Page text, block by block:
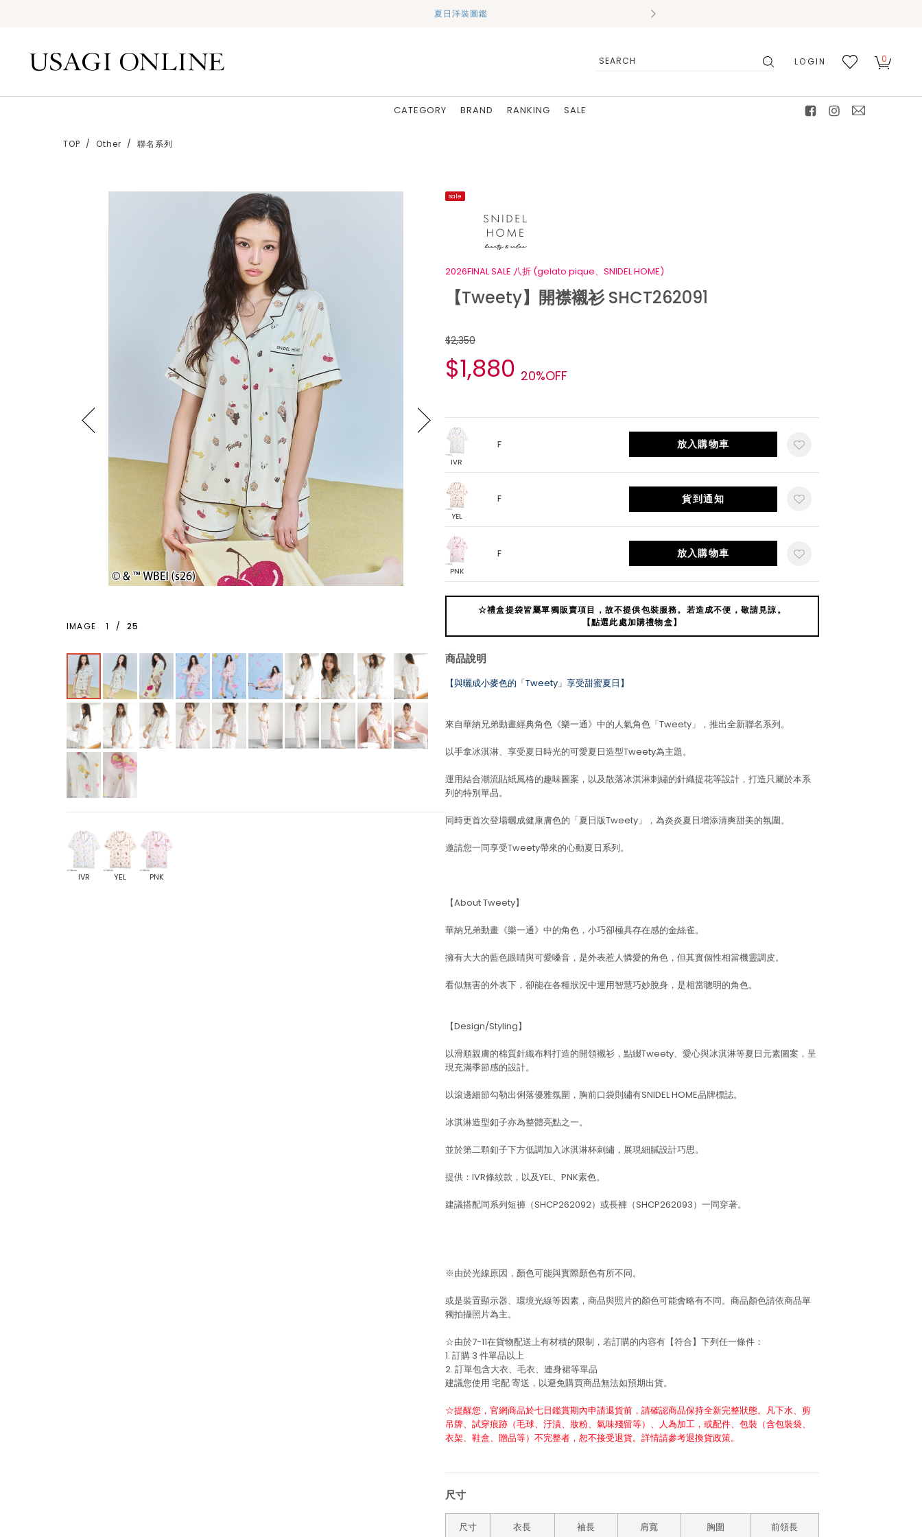
夏日洋裝圖鑑
LOGIN 0
CATEGORY BRAND RANKING
SALE
TOP Other 聯名系列
IMAGE 1 / 25
IVR YEL PNK
sale
2026FINAL SALE 八折 (gelato pique、SNIDEL HOME)
【Tweety】開襟襯衫 SHCT262091
$2,350
$1,880 20%OFF
IVR
F 放入購物車
YEL
F 貨到通知
PNK
F 放入購物車
☆禮盒提袋皆屬單獨販賣項目，故不提供包裝服務。若造成不便，敬請見諒。
【點選此處加購禮物盒】
商品說明
【與曬成小麥色的「Tweety」享受甜蜜夏日】
來自華納兄弟動畫經典角色《樂一通》中的人氣角色「Tweety」，推出全新聯名系列。
以手拿冰淇淋、享受夏日時光的可愛夏日造型Tweety為主題。
運用結合潮流貼紙風格的趣味圖案，以及散落冰淇淋刺繡的針織提花等設計，打造只屬於本系
列的特別單品。
同時更首次登場曬成健康膚色的「夏日版Tweety」，為炎炎夏日增添清爽甜美的氛圍。
邀請您一同享受Tweety帶來的心動夏日系列。
【About Tweety】
華納兄弟動畫《樂一通》中的角色，小巧卻極具存在感的金絲雀。
擁有大大的藍色眼睛與可愛嗓音，是外表惹人憐愛的角色，但其實個性相當機靈調皮。
看似無害的外表下，卻能在各種狀況中運用智慧巧妙脫身，是相當聰明的角色。
【Design/Styling】
以滑順親膚的棉質針織布料打造的開領襯衫，點綴Tweety、愛心與冰淇淋等夏日元素圖案，呈
現充滿季節感的設計。
以滾邊細節勾勒出俐落優雅氛圍，胸前口袋則繡有SNIDEL HOME品牌標誌。
冰淇淋造型釦子亦為整體亮點之一。
並於第二顆釦子下方低調加入冰淇淋杯刺繡，展現細膩設計巧思。
提供：IVR條紋款，以及YEL、PNK素色。
建議搭配同系列短褲（SHCP262092）或長褲（SHCP262093）一同穿著。
※由於光線原因，顏色可能與實際顏色有所不同。
或是裝置顯示器、環境光線等因素，商品與照片的顏色可能會略有不同。商品顏色請依商品單
獨拍攝照片為主。
☆由於7-11在貨物配送上有材積的限制，若訂購的內容有【符合】下列任一條件：
1. 訂購 3 件單品以上
2. 訂單包含大衣、毛衣、連身裙等單品
建議您使用 宅配寄送，以避免購買商品無法如預期出貨。
☆提醒您，官網商品於七日鑑賞期內申請退貨前，請確認商品保持全新完整狀態。凡下水、剪
吊牌、試穿痕跡（毛球、汙漬、妝粉、氣味殘留等）、人為加工，或配件、包裝（含包裝袋、
衣架、鞋盒、贈品等）不完整者，恕不接受退貨。詳情請參考退換貨政策。
尺寸
尺寸 衣長 袖長 肩寬 胸圍 前領長